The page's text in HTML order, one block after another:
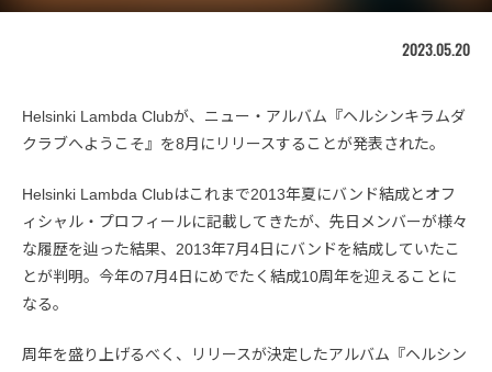
2023.05.20
Helsinki Lambda Clubが、ニュー・アルバム『ヘルシンキラムダ
クラブへようこそ』を8月にリリースすることが発表された。
Helsinki Lambda Clubはこれまで2013年夏にバンド結成とオフ
ィシャル・プロフィールに記載してきたが、先日メンバーが様々
な履歴を辿った結果、2013年7月4日にバンドを結成していたこ
とが判明。今年の7月4日にめでたく結成10周年を迎えることに
なる。
周年を盛り上げるべく、リリースが決定したアルバム『ヘルシン